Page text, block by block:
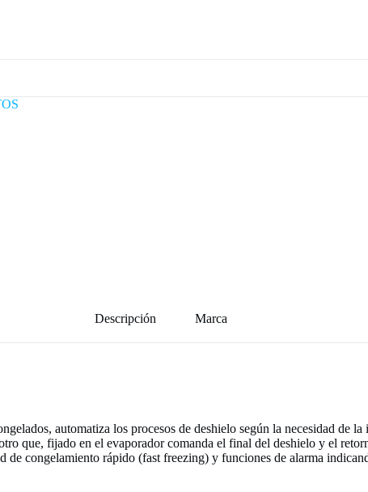
Descripción Marca
automatiza los procesos de deshielo según la necesidad de
que, fijado en el evaporador comanda el final del deshielo y el
congelamiento rápido (fast freezing) y funciones de alarma